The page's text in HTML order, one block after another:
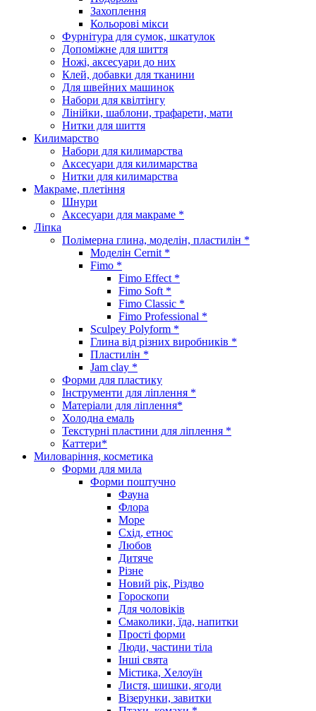
Захоплення
Кольорові мікси
Фурнітура для сумок, шкатулок
Допоміжне для шиття
Ножі, аксесуари до них
Клей, добавки для тканини
Для швейних машинок
Набори для квілтінгу
Лінійки, шаблони, трафарети, мати
Нитки для шиття
Килимарство
Набори для килимарства
Аксесуари для килимарства
Нитки для килимарства
Макраме, плетіння
Шнури
Аксесуари для макраме *
Ліпка
Полімерна глина, моделін, пластилін *
Моделін Cernit *
Fimo *
Fimo Effect *
Fimo Soft *
Fimo Classic *
Fimo Professional *
Sculpey Polyform *
Глина від різних виробників *
Пластилін *
Jam clay *
Форми для пластику
Інструменти для ліплення *
Матеріали для ліплення*
Холодна емаль
Текстурні пластини для ліплення *
Каттери*
Миловаріння, косметика
Форми для мила
Форми поштучно
Фауна
Флора
Море
Схід, етнос
Любов
Дитяче
Різне
Новий рік, Різдво
Гороскопи
Для чоловіків
Смаколики, їда, напитки
Прості форми
Люди, частини тіла
Інші свята
Містика, Хелоуїн
Листя, шишки, ягоди
Візерунки, завитки